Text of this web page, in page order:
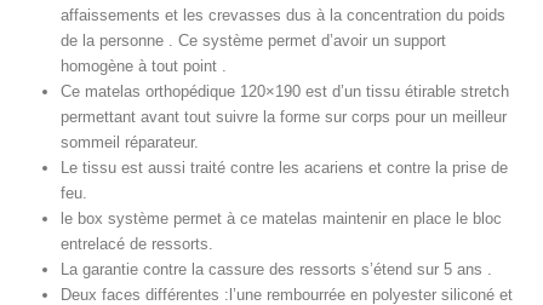
affaissements et les crevasses dus à la concentration du poids
de la personne . Ce système permet d’avoir un support
homogène à tout point .
Ce matelas orthopédique 120×190 est d’un tissu étirable stretch
permettant avant tout suivre la forme sur corps pour un meilleur
sommeil réparateur.
Le tissu est aussi traité contre les acariens et contre la prise de
feu.
le box système permet à ce matelas maintenir en place le bloc
entrelacé de ressorts.
La garantie contre la cassure des ressorts s’étend sur 5 ans .
Deux faces différentes :l’une rembourrée en polyester siliconé et